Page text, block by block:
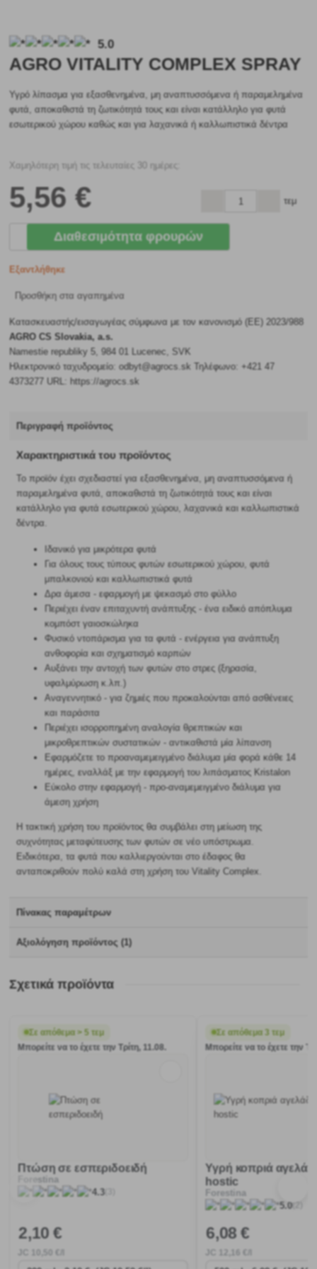
5.0
AGRO VITALITY COMPLEX SPRAY
Υγρό λίπασμα για εξασθενημένα, μη αναπτυσσόμενα ή παραμελημένα
φυτά, αποκαθιστά τη ζωτικότητά τους και είναι κατάλληλο για φυτά
εσωτερικού χώρου καθώς και για λαχανικά ή καλλωπιστικά δέντρα
Χαμηλότερη τιμή τις τελευταίες 30 ημέρες:
5,56 € τεμ
Διαθεσιμότητα φρουρών
Εξαντλήθηκε
Προσθήκη στα αγαπημένα
Κατασκευαστής/εισαγωγέας σύμφωνα με τον κανονισμό (ΕΕ) 2023/988
AGRO CS Slovakia, a.s.
Namestie republiky 5, 984 01 Lucenec, SVK
Ηλεκτρονικό ταχυδρομείο: odbyt@agrocs.sk Τηλέφωνο: +421 47
4373277 URL: https://agrocs.sk
Περιγραφή προϊόντος
Χαρακτηριστικά του προϊόντος
Το προϊόν έχει σχεδιαστεί για εξασθενημένα, μη αναπτυσσόμενα ή
παραμελημένα φυτά, αποκαθιστά τη ζωτικότητά τους και είναι
κατάλληλο για φυτά εσωτερικού χώρου, λαχανικά και καλλωπιστικά
δέντρα.
Ιδανικό για μικρότερα φυτά
Για όλους τους τύπους φυτών εσωτερικού χώρου, φυτά
μπαλκονιού και καλλωπιστικά φυτά
Δρα άμεσα - εφαρμογή με ψεκασμό στο φύλλο
Περιέχει έναν επιταχυντή ανάπτυξης - ένα ειδικό απόπλυμα
κομπόστ γαιοσκώληκα
Φυσικό ντοπάρισμα για τα φυτά - ενέργεια για ανάπτυξη
ανθοφορία και σχηματισμό καρπών
Αυξάνει την αντοχή των φυτών στο στρες (ξηρασία,
υφαλμύρωση κ.λπ.)
Αναγεννητικό - για ζημιές που προκαλούνται από ασθένειες
και παράσιτα
Περιέχει ισορροπημένη αναλογία θρεπτικών και
μικροθρεπτικών συστατικών - αντικαθιστά μία λίπανση
Εφαρμόζετε το προαναμεμειγμένο διάλυμα μία φορά κάθε 14
ημέρες, εναλλάξ με την εφαρμογή του λιπάσματος Kristalon
Εύκολο στην εφαρμογή - προ-αναμεμειγμένο διάλυμα για
άμεση χρήση
Η τακτική χρήση του προϊόντος θα συμβάλει στη μείωση της
συχνότητας μεταφύτευσης των φυτών σε νέο υπόστρωμα.
Ειδικότερα, τα φυτά που καλλιεργούνται στο έδαφος θα
ανταποκριθούν πολύ καλά στη χρήση του Vitality Complex.
Πίνακας παραμέτρων
Αξιολόγηση προϊόντος (1)
Σχετικά προϊόντα
Σε απόθεμα > 5 τεμ
Μπορείτε να το έχετε την Τρίτη, 11.08.
Πτώση σε εσπεριδοειδή
Forestina
4.3(3)
2,10 €
,50 €/l
Σε απόθεμα 3 τεμ
Μπορείτε να το έχετε την
Υγρή κοπριά
hostic
Forestina
5.0(2)
6,08 €
12 ,16 €/l